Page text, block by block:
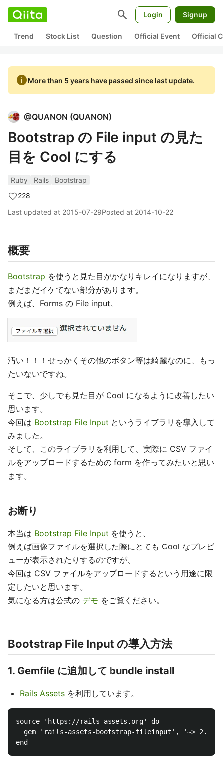
search Login Signup
Trend Stock List Question Official Event Official
infoMore than 5 years have passed since last update.
@QUANON (QUANON)
Bootstrap の File input の見た
目を Cool にする
Ruby Rails
Bootstrap
228
Last updated at 2015-07-29Posted at 2014-10-22
概要
Bootstrap を使うと見た目がかなりキレイになりますが、
まだまだイケてない部分があります。
例えば、Forms の File input。
汚い！！！せっかくその他のボタン等は綺麗なのに、もっ
たいないですね。
そこで、少しでも見た目が Cool になるように改善したい
思います。
今回は Bootstrap File Input というライブラリを導入して
みました。
そして、このライブラリを利用して、実際に CSV ファイ
ルをアップロードするための form を作ってみたいと思い
ます。
お断り
本当は Bootstrap File Input を使うと、
例えば画像ファイルを選択した際にとても Cool なプレビ
ューが表示されたりするのですが、
今回は CSV ファイルをアップロードするという用途に限
定したいと思います。
気になる方は公式の デモ をご覧ください。
Bootstrap File Input の導入方法
1. Gemfile に追加して bundle install
Rails Assets を利用しています。
source 'https://rails-assets.org' do
  gem 'rails-assets-bootstrap-fileinput', '~> 2.5.0'